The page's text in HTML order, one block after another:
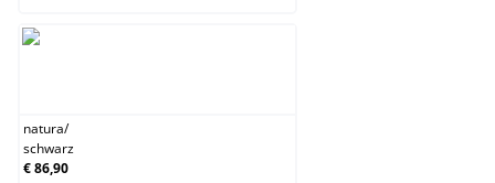
natura/
schwarz
€ 86,90